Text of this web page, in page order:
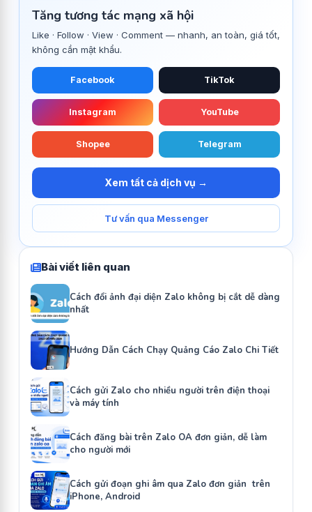
Tăng tương tác mạng xã hội
Like · Follow · View · Comment — nhanh, an toàn, giá tốt,
không cần mật khẩu.
Facebook TikTok
Instagram YouTube
Shopee Telegram
Xem tất cả dịch vụ →
Tư vấn qua Messenger
Bài viết liên quan
Cách đổi ảnh đại diện Zalo không bị cắt dễ dàng
nhất
Hướng Dẫn Cách Chạy Quảng Cáo Zalo Chi Tiết
Cách gửi Zalo cho nhiều người trên điện thoại
và máy tính
Cách đăng bài trên Zalo OA đơn giản, dễ làm
cho người mới
Cách gửi đoạn ghi âm qua Zalo đơn giản trên
iPhone, Android